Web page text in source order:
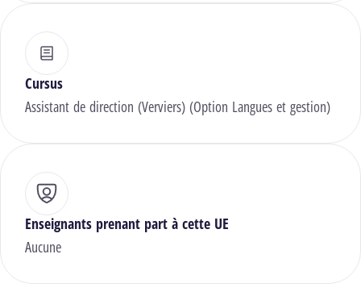
Cursus
Assistant de direction (Verviers) (Option Langues et gestion)
Enseignants prenant part à cette UE
Aucune